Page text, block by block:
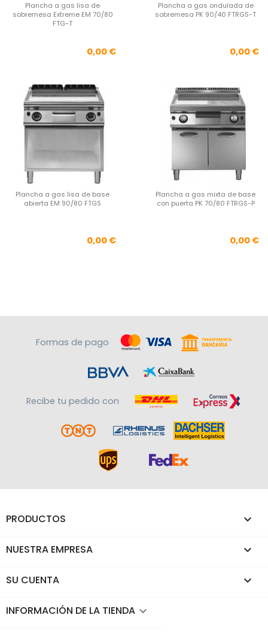
Plancha a gas lisa de
sobremesa Extreme EM 70/80
FTG-T
Precio
0,00 €
Plancha a gas ondulada de
sobremesa PK 90/40 FTRGS-T
0,00 €
Plancha a gas lisa de base
abierta EM 90/80 FTGS
Precio
0,00 €
Plancha a gas mixta de base
con puerta PK 70/80 FTRGS-P
0,00 €
Formas de pago
Recibe tu pedido con
PRODUCTOS 
NUESTRA EMPRESA 
SU CUENTA 
INFORMACIÓN DE LA TIENDA keyboard_arrow_down